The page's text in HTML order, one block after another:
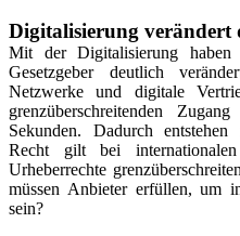
Digitalisierung verändert
Mit der Digitalisierung haben
Gesetzgeber deutlich
Netzwerke und digitale
grenzüberschreitenden
Sekunden. Dadurch
Recht gilt bei
Urheberrechte
müssen Anbieter erfüllen, um
sein?